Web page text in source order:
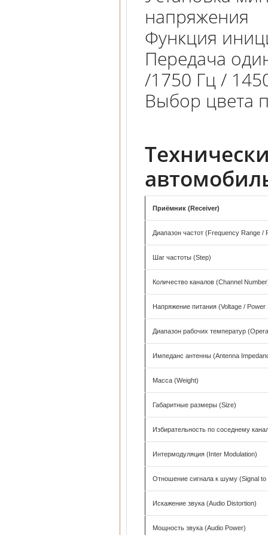
напряжения
Функция
Передача
/1750 Гц /
Выбор цвета
Диапазон частот (Frequency Range /
Шаг частоты (Step)
Количество каналов (Channel
Напряжение питания (Voltage / Power
Диапазон рабочих температур
Импеданс антенны (Antenna
Масса (Weight)
Габаритные размеры (Size)
Приёмник (Receiver)
Избирательность по соседнему
Интермодуляция (Inter Modulation)
Отношение сигнала к шуму (Signal to
Искажение звука (Audio Distortion)
Мощность звука (Audio Power)